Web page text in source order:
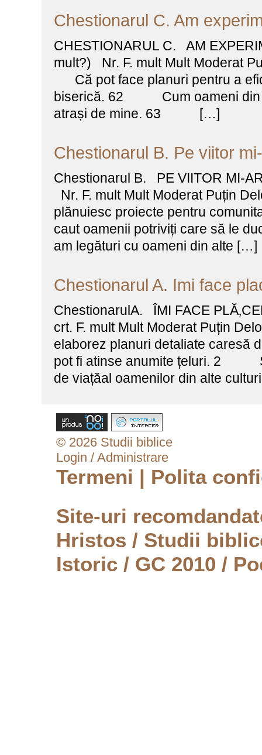
Chestionarul C. Am
CHESTIONARUL C. AM
mult?) Nr. F. mult Mult Moderat
Că pot face planuri pentru a
biserică. 62 Cum oameni din
atrași de mine. 63 […]
Chestionarul B. Pe viitor
Chestionarul B. PE VIITOR MI-
Nr. F. mult Mult Moderat
plănuiesc proiecte pentru
caut oamenii potriviți care să
am legături cu oameni din alte […]
Chestionarul A. Imi face
ChestionarulA. ÎMI FACE
crt. F. mult Mult Moderat Puțin
elaborez planuri detaliate caresă
pot fi atinse anumite țeluri. 2
de viațăal oamenilor din alte
© 2026 Studii biblice
Login / Administrare
Termeni | Polita
Site-uri
Hristos / Studii
Istoric/ GC 2010 /